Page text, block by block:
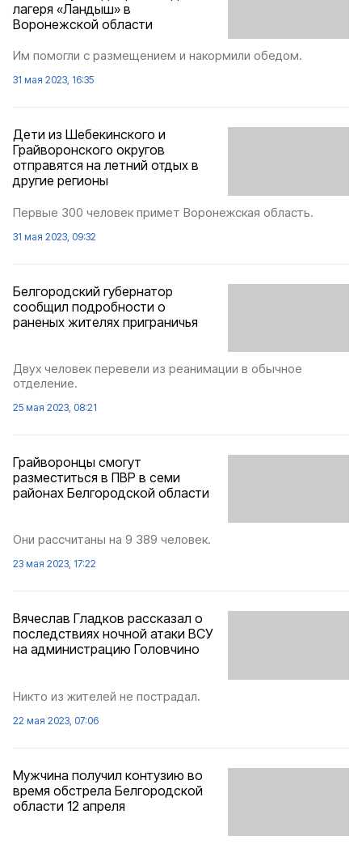
лагеря «Ландыш» в
Воронежской области
Им помогли с размещением и накормили обедом.
31 мая 2023, 16:35
Дети из Шебекинского и
Грайворонского округов
отправятся на летний отдых в
другие регионы
Первые 300 человек примет Воронежская область.
31 мая 2023, 09:32
Белгородский губернатор
сообщил подробности о
раненых жителях приграничья
Двух человек перевели из реанимации в обычное
отделение.
25 мая 2023, 08:21
Грайворонцы смогут
разместиться в ПВР в семи
районах Белгородской области
Они рассчитаны на 9 389 человек.
23 мая 2023, 17:22
Вячеслав Гладков рассказал о
последствиях ночной атаки ВСУ
на администрацию Головчино
Никто из жителей не пострадал.
22 мая 2023, 07:06
Мужчина получил контузию во
время обстрела Белгородской
области 12 апреля